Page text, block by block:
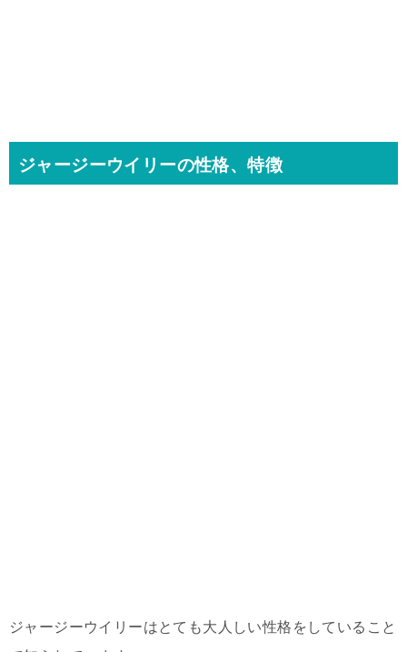
ジャージーウイリーの性格、特徴
ジャージーウイリーはとても大人しい性格をしていること